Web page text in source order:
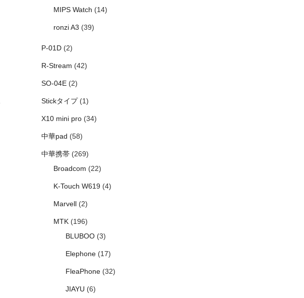
MIPS Watch (14)
ronzi A3 (39)
P-01D(2)
R-Stream (42)
SO-04E(2)
Stickタイプ(1)
X10 mini pro(34)
中華pad (58)
中華携帯(269)
Broadcom (22)
K-Touch W619(4)
Marvell(2)
MTK(196)
BLUBOO(3)
Elephone(17)
FleaPhone(32)
JIAYU (6)